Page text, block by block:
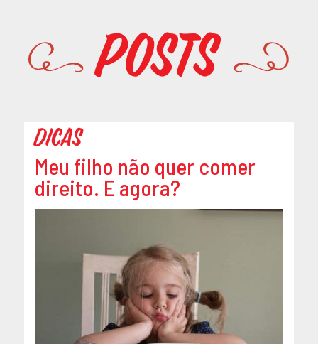
Posts
Dicas
Meu filho não quer comer
direito. E agora?